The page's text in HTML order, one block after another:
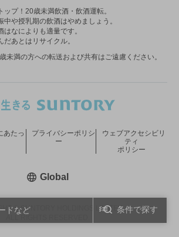
条件で探す
ップ！20歳未満飲酒・飲酒運転。
中や授乳期の飲酒はやめましょう。
はなによりも適量です。
だあとはリサイクル。
未満の方への転送および共有はご遠慮ください。
© SUNTORY HOLDINGS LIMITED.
あたっ
プライバシーポリシ
ー
ウェブアクセシビリ
ティ
ポリシー
Global新しいウィンドウで開く